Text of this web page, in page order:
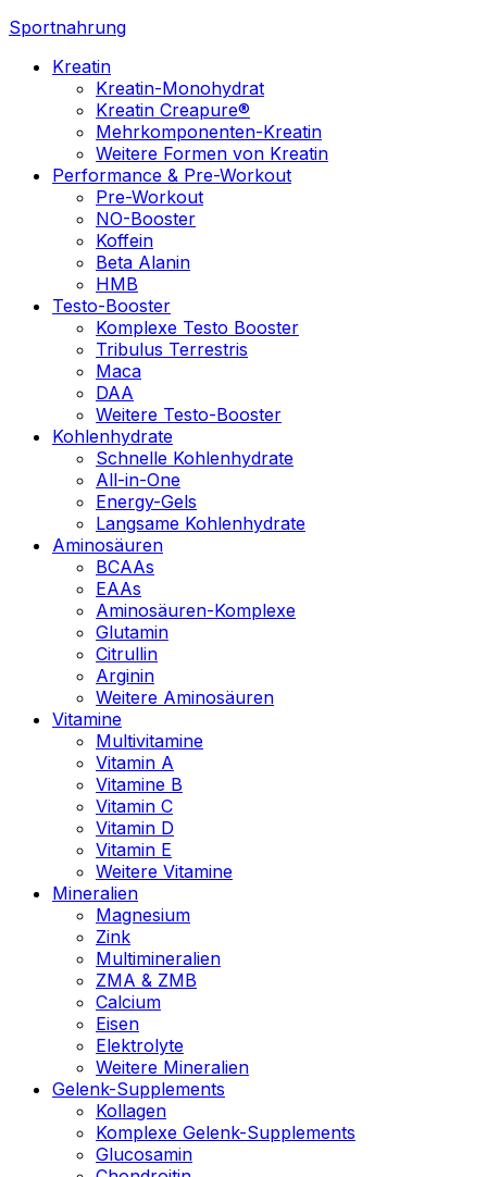
Sportnahrung
Kreatin
Kreatin-Monohydrat
Kreatin Creapure®
Mehrkomponenten-Kreatin
Weitere Formen von Kreatin
Performance & Pre-Workout
Pre-Workout
NO-Booster
Koffein
Beta Alanin
HMB
Testo-Booster
Komplexe Testo Booster
Tribulus Terrestris
Maca
DAA
Weitere Testo-Booster
Kohlenhydrate
Schnelle Kohlenhydrate
All-in-One
Energy-Gels
Langsame Kohlenhydrate
Aminosäuren
BCAAs
EAAs
Aminosäuren-Komplexe
Glutamin
Citrullin
Arginin
Weitere Aminosäuren
Vitamine
Multivitamine
Vitamin A
Vitamine B
Vitamin C
Vitamin D
Vitamin E
Weitere Vitamine
Mineralien
Magnesium
Zink
Multimineralien
ZMA & ZMB
Calcium
Eisen
Elektrolyte
Weitere Mineralien
Gelenk-Supplements
Kollagen
Komplexe Gelenk-Supplements
Glucosamin